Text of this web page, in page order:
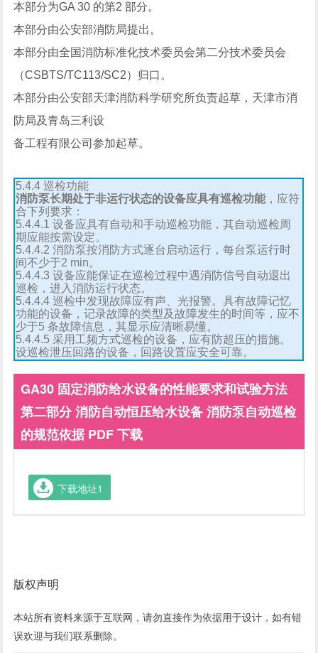
本部分为GA 30 的第2 部分。
本部分由公安部消防局提出。
本部分由全国消防标准化技术委员会第二分技术委员会
（CSBTS/TC113/SC2）归口。
本部分由公安部天津消防科学研究所负责起草，天津市消
防局及青岛三利设
备工程有限公司参加起草。
5.4.4 巡检功能
消防泵长期处于非运行状态的设备应具有巡检功能，应符
合下列要求：
5.4.4.1 设备应具有自动和手动巡检功能，其自动巡检周
期应能按需设定。
5.4.4.2 消防泵按消防方式逐台启动运行，每台泵运行时
间不少于2 min。
5.4.4.3 设备应能保证在巡检过程中遇消防信号自动退出
巡检，进入消防运行状态。
5.4.4.4 巡检中发现故障应有声、光报警。具有故障记忆
功能的设备，记录故障的类型及故障发生的时间等，应不
少于5 条故障信息，其显示应清晰易懂。
5.4.4.5 采用工频方式巡检的设备，应有防超压的措施。
设巡检泄压回路的设备，回路设置应安全可靠。
GA30 固定消防给水设备的性能要求和试验方法
第二部分 消防自动恒压给水设备 消防泵自动巡检
的规范依据 PDF 下载
下载地址1
版权声明
本站所有资料来源于互联网，请勿直接作为依据用于设计，如有错
误欢迎与我们联系删除。